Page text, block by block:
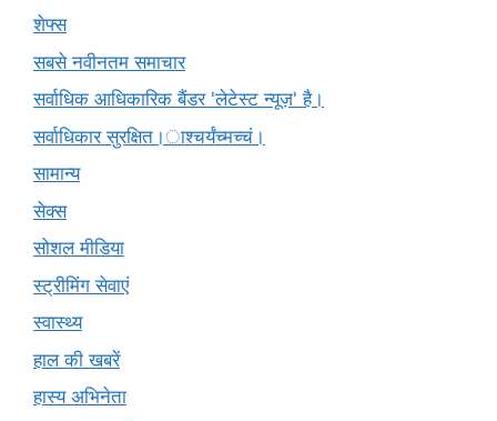
शेफ्स
सबसे नवीनतम समाचार
सर्वाधिक आधिकारिक बैंडर 'लेटेस्ट न्यूज़' है।
सर्वाधिकार सुरक्षित।ाश्चर्यंच्मच्चं।
सामान्य
सेक्स
सोशल मीडिया
स्ट्रीमिंग सेवाएं
स्वास्थ्य
हाल की खबरें
हास्य अभिनेता